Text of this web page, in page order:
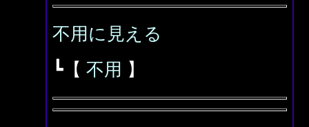
不用に見える
┗【 不用 】